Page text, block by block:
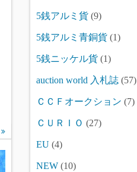
5銭アルミ貨 (9)
5銭アルミ青銅貨 (1)
5銭ニッケル貨 (1)
auction world 入札誌 (57)
ＣＣＦオークション (7)
ＣＵＲＩＯ (27)
EU (4)
NEW (10)